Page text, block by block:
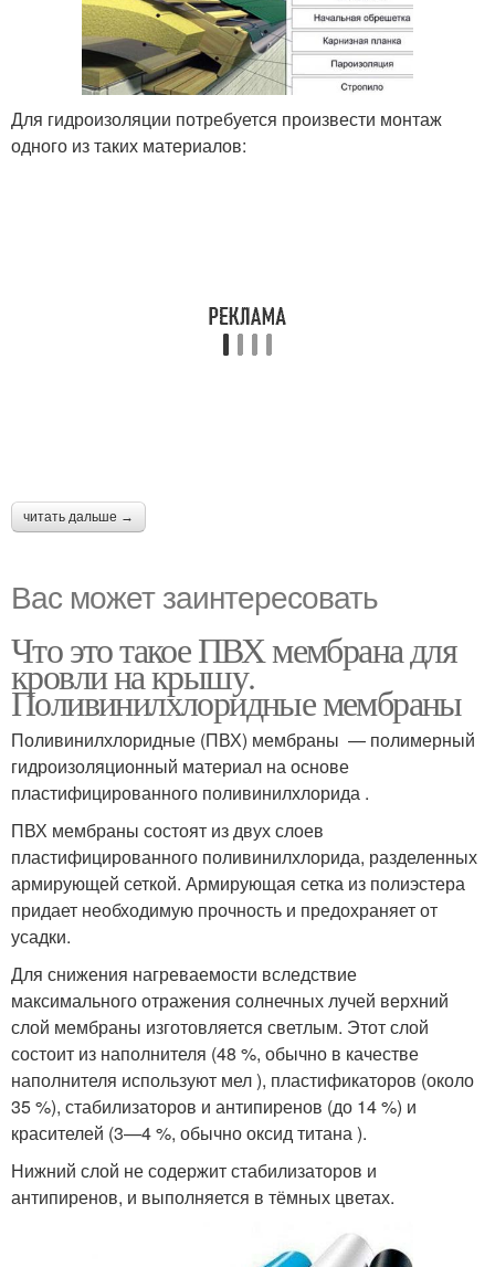
Для гидроизоляции потребуется произвести монтаж
одного из таких материалов:
читать дальше →
Вас может заинтересовать
Что это такое ПВХ мембрана для
кровли на крышу.
Поливинилхлоридные мембраны
Поливинилхлоридные (ПВХ) мембраны — полимерный
гидроизоляционный материал на основе
пластифицированного поливинилхлорида .
ПВХ мембраны состоят из двух слоев
пластифицированного поливинилхлорида, разделенных
армирующей сеткой. Армирующая сетка из полиэстера
придает необходимую прочность и предохраняет от
усадки.
Для снижения нагреваемости вследствие
максимального отражения солнечных лучей верхний
слой мембраны изготовляется светлым. Этот слой
состоит из наполнителя (48 %, обычно в качестве
наполнителя используют мел ), пластификаторов (около
35 %), стабилизаторов и антипиренов (до 14 %) и
красителей (3—4 %, обычно оксид титана ).
Нижний слой не содержит стабилизаторов и
антипиренов, и выполняется в тёмных цветах.